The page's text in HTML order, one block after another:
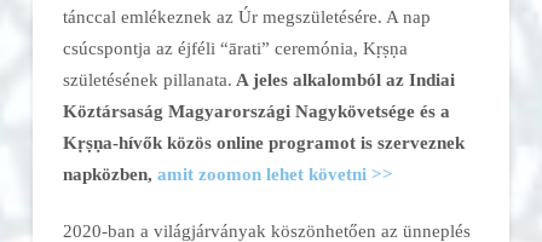
tánccal emlékeznek az Úr megszületésére. A nap
csúcspontja az éjféli “ārati” ceremónia, Kṛṣṇa
születésének pillanata. A jeles alkalomból az Indiai
Köztársaság Magyarországi Nagykövetsége és a
Kṛṣṇa-hívők közös online programot is szerveznek
napközben, amit zoomon lehet követni >>
2020-ban a világjárványak köszönhetően az ünneplés